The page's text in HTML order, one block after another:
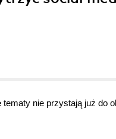
nie przystają już do